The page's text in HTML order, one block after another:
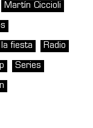
Martín Ciccioli
fiesta Radio
Series